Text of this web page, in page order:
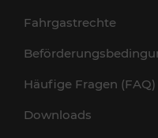
Fahrgastrechte
Häufige Fragen (FAQ)
Downloads